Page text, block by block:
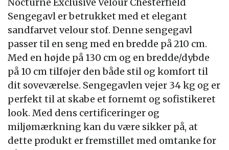
Sengegavl er betrukket med et elegant
sandfarvet velour stof. Denne sengegavl
passer til en seng med en bredde på 210 cm.
Med en højde på 130 cm og en bredde/dybde
på 10 cm tilføjer den både stil og komfort til
dit soveværelse. Sengegavlen vejer 34 kg og er
perfekt til at skabe et fornemt og sofistikeret
look. Med dens certificeringer og
miljømærkning kan du være sikker på, at
dette produkt er fremstillet med omtanke for